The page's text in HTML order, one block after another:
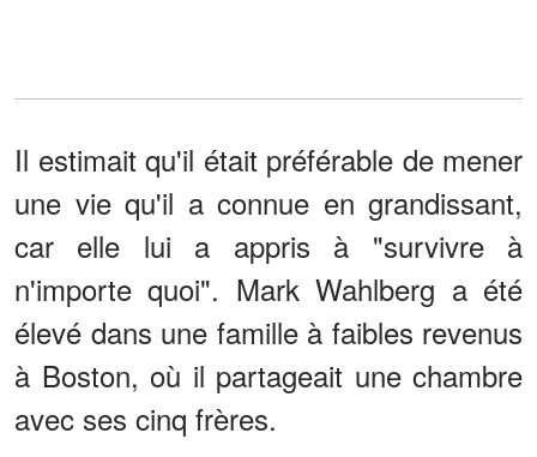
Il estimait qu'il était préférable de mener
une vie qu'il a connue en grandissant,
car elle lui a appris à "survivre à
n'importe quoi". Mark Wahlberg a été
élevé dans une famille à faibles revenus
à Boston, où il partageait une chambre
avec ses cinq frères.